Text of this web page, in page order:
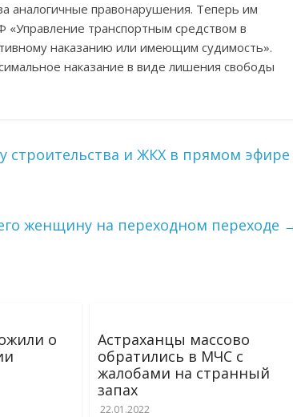
аналогичные правонарушения. Теперь им
«Управление транспортным средством в
наказанию или имеющим судимость».
наказание в виде лишения свободы
строительства и ЖКХ в прямом эфире
женщину на переходном переходе
о
Астраханцы массово
обратились в МЧС с
жалобами на странный
запах
22.01.2022